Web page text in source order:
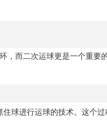
，而二次运球更是一个重要
球进行运球的技术。这个